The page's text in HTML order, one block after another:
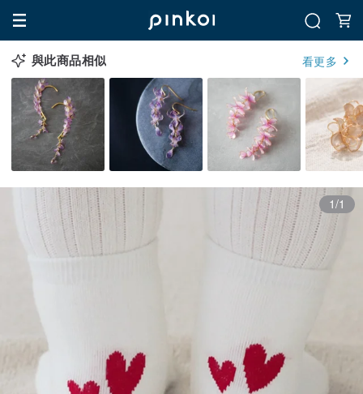
與此商品相似 看更多
1/1